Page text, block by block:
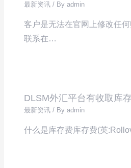
最新资讯 / Byadmin
客户是无法在官网上修改任
联系在…
DLSM外汇平台有收取库
最新资讯 / Byadmin
什么是库存费库存费(英